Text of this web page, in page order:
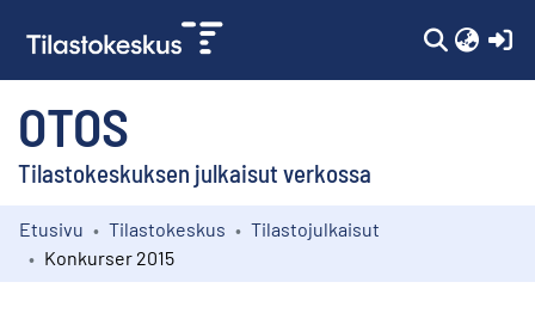
OTOS
Tilastokeskuksen julkaisut verkossa
Kokoelmat
Etusivu Tilastokeskus
Tilastojulkaisut
Konkurser 2015